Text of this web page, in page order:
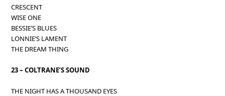
CRESCENT
WISE ONE
BESSIE’S BLUES
LONNIE’S LAMENT
THE DREAM THING
23 – COLTRANE’S SOUND
THE NIGHT HAS A THOUSAND EYES